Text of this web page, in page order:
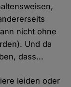
nicht ohne
Und da
dass...
leiden oder